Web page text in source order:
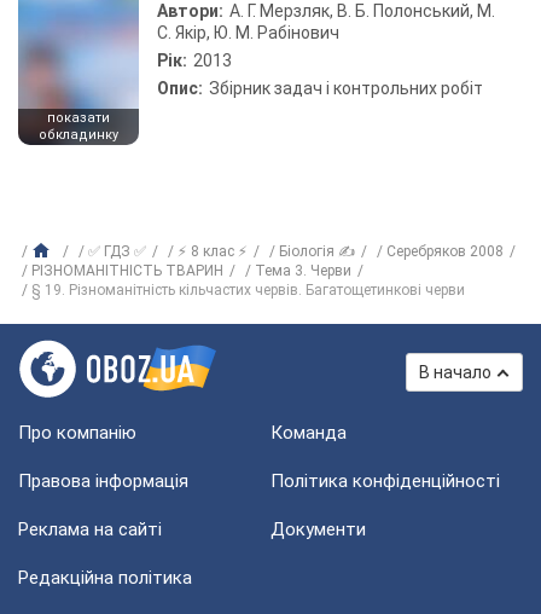
показати
обкладинку
Автори: А. Г. Мерзляк, В. Б. Полонський, М.
С. Якір, Ю. М. Рабінович
Рік: 2013
Опис: Збірник задач і контрольних робіт
✅ ГДЗ ✅ ⚡ 8 клас ⚡ Біологія ✍
Серебряков 2008
РІЗНОМАНІТНІСТЬ ТВАРИН
Тема 3. Черви
§ 19. Різноманітність кільчастих червів. Багатощетинкові черви
В начало
Про компанію Команда
Правова інформація Політика конфіденційності
Реклама на сайті Документи
Редакційна політика